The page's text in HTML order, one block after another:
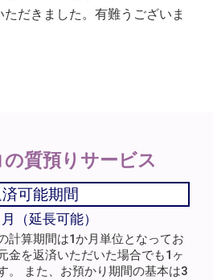
だきました。有難うございま
の質預りサービス
可能期間
（延長可能）
計算期間は1か月単位となってお
金を返済いただいた場合でも1ヶ
。 また、お預かり期間の基本は3